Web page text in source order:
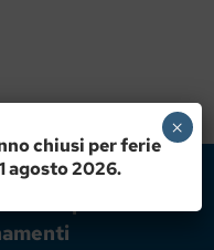
chiusi per ferie
agosto 2026.
×